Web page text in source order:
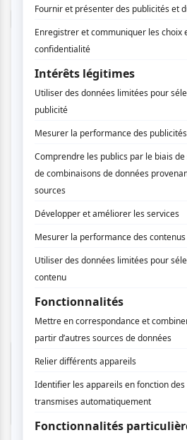
Connectez-